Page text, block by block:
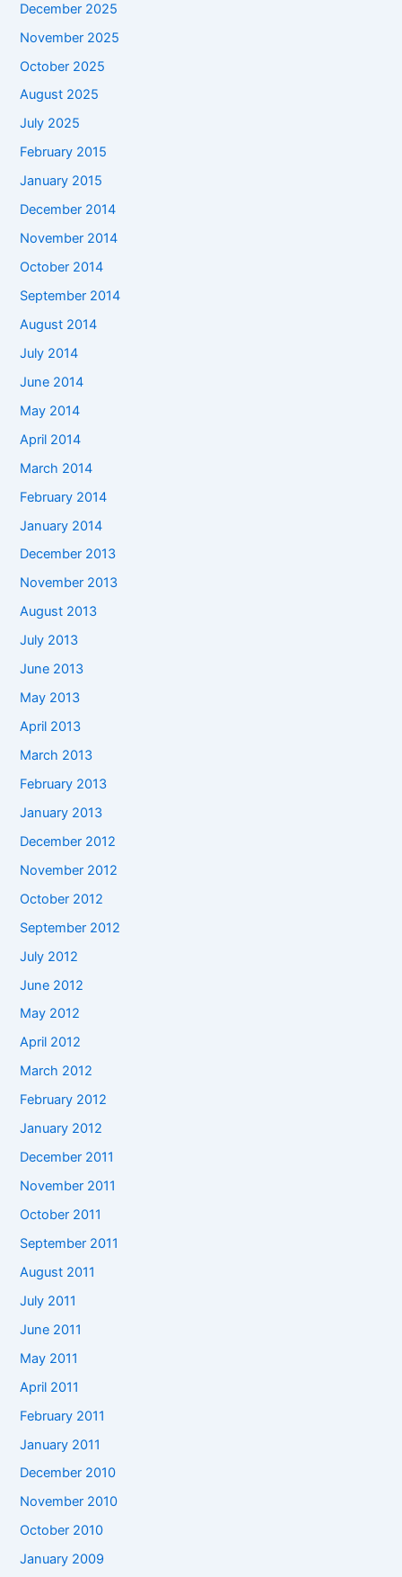
December 2025
November 2025
October 2025
August 2025
July 2025
February 2015
January 2015
December 2014
November 2014
October 2014
September 2014
August 2014
July 2014
June 2014
May 2014
April 2014
March 2014
February 2014
January 2014
December 2013
November 2013
August 2013
July 2013
June 2013
May 2013
April 2013
March 2013
February 2013
January 2013
December 2012
November 2012
October 2012
September 2012
July 2012
June 2012
May 2012
April 2012
March 2012
February 2012
January 2012
December 2011
November 2011
October 2011
September 2011
August 2011
July 2011
June 2011
May 2011
April 2011
February 2011
January 2011
December 2010
November 2010
October 2010
January 2009